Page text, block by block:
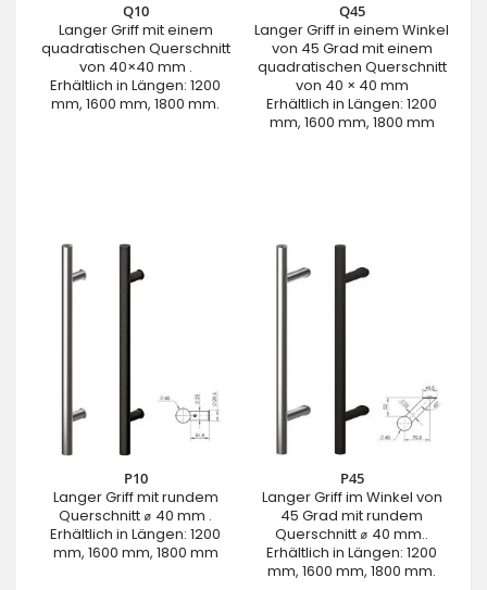
Q10
Langer Griff mit einem
quadratischen Querschnitt
von 40×40 mm .
Erhältlich in Längen: 1200
mm, 1600 mm, 1800 mm.
Q45
Langer Griff in einem Winkel
von 45 Grad mit einem
quadratischen Querschnitt
von 40 × 40 mm
Erhältlich in Längen: 1200
mm, 1600 mm, 1800 mm
P10
Langer Griff mit rundem
Querschnitt ⌀ 40 mm .
Erhältlich in Längen: 1200
mm, 1600 mm, 1800 mm
P45
Langer Griff im Winkel von
45 Grad mit rundem
Querschnitt ⌀ 40 mm..
Erhältlich in Längen: 1200
mm, 1600 mm, 1800 mm.